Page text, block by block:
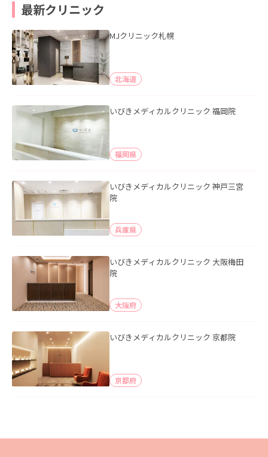
最新クリニック
MJクリニック札幌
北海道
いびきメディカルクリニック 福岡院
福岡県
いびきメディカルクリニック 神戸三宮
院
兵庫県
いびきメディカルクリニック 大阪梅田
院
大阪府
いびきメディカルクリニック 京都院
京都府